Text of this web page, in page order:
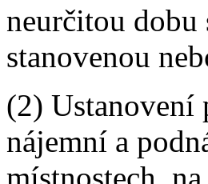
neurčitou
stanovenou
(2) Ustanovení
nájemní a
místnostech,